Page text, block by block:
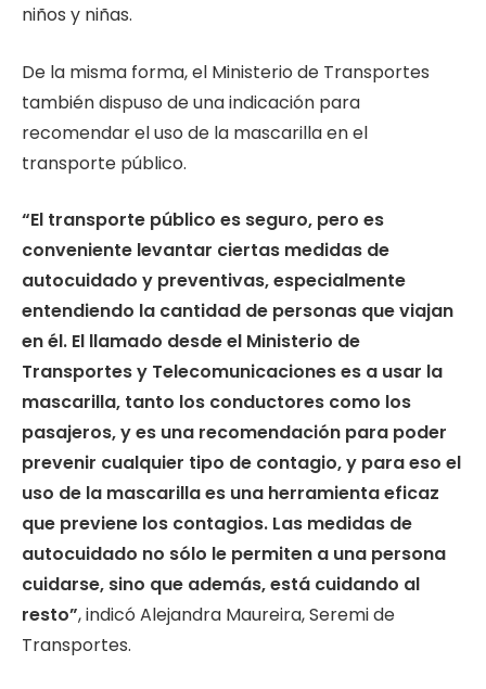
niños y niñas.
De la misma forma, el Ministerio de Transportes
también dispuso de una indicación para
recomendar el uso de la mascarilla en el
transporte público.
“El transporte público es seguro, pero es
conveniente levantar ciertas medidas de
autocuidado y preventivas, especialmente
entendiendo la cantidad de personas que viajan
en él. El llamado desde el Ministerio de
Transportes y Telecomunicaciones es a usar la
mascarilla, tanto los conductores como los
pasajeros, y es una recomendación para poder
prevenir cualquier tipo de contagio, y para eso el
uso de la mascarilla es una herramienta eficaz
que previene los contagios. Las medidas de
autocuidado no sólo le permiten a una persona
cuidarse, sino que además, está cuidando al
resto”, indicó Alejandra Maureira, Seremi de
Transportes.